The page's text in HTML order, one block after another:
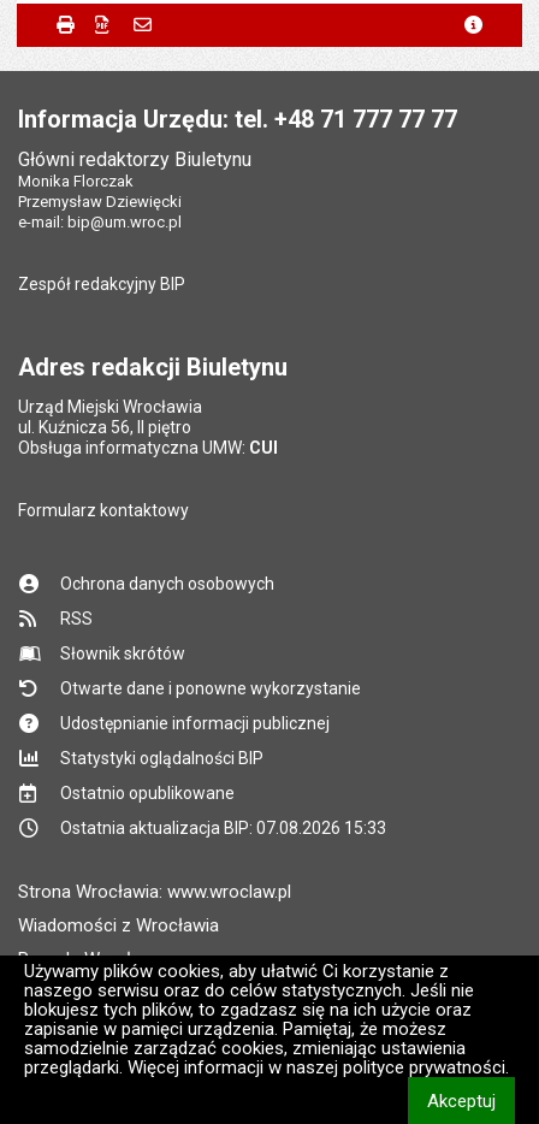
Używamy plików cookies, aby ułatwić Ci korzystanie z
naszego serwisu oraz do celów statystycznych. Jeśli nie
blokujesz tych plików, to zgadzasz się na ich użycie oraz
zapisanie w pamięci urządzenia. Pamiętaj, że możesz
samodzielnie zarządzać cookies, zmieniając ustawienia
przeglądarki. Więcej informacji w naszej polityce prywatności.
Akceptuj
Opublikował w BIP:
Agnieszka Zaborowska
Data opublikowania:
26.09.2013 13:15
Metryczka
Wytworzył:
Agnieszka Zaborowska
Liczba wyświetleń:
Powiadom znajomego
Powiadom znajomego
Twoje imię i nazwisko
Twój adres e-mail Pole wymagane
Tytuł e-mailaPole wymagane
*
Adres e-mail znajomego
Pytanie antyspamowe
*
Pole wymagane
Drukuj Zapisz do PDF
Informacja Urzędu: tel. +48 71 777 77 77
Główni redaktorzy Biuletynu
Monika Florczak
Przemysław Dziewięcki
e-mail: bip@um.wroc.pl
Zespół redakcyjny BIP
Adres redakcji Biuletynu
Urząd Miejski Wrocławia
ul. Kuźnicza 56, II piętro
Obsługa informatyczna UMW: CUI
Formularz kontaktowy
Ochrona danych osobowych
RSS
Słownik skrótów
Otwarte dane i ponowne wykorzystanie
Udostępnianie informacji publicznej
Statystyki oglądalności BIP
Ostatnio opublikowane
Ostatnia aktualizacja BIP: 07.08.2026 15:33
Strona Wrocławia: www.wroclaw.pl
Wiadomości z Wrocławia
Pogoda Wrocław
Rozkłady jazdy MPK Wrocław
Administratorem wroclaw.pl jest: ARAW
Wersja systemu: 2.8.30.09